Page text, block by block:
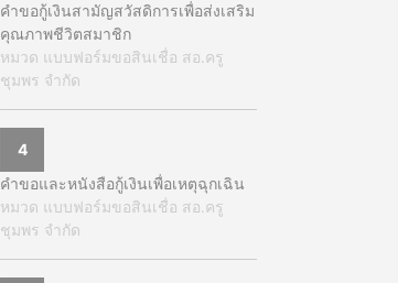
คำขอกู้เงินสามัญสวัสดิการเพื่อส่งเสริม
คุณภาพชีวิตสมาชิก
หมวด แบบฟอร์มขอสินเชื่อ สอ.ครู
ชุมพร จำกัด
4
คำขอและหนังสือกู้เงินเพื่อเหตุฉุกเฉิน
หมวด แบบฟอร์มขอสินเชื่อ สอ.ครู
ชุมพร จำกัด